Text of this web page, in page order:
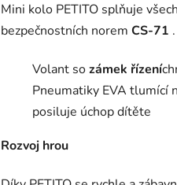
Mini kolo PETITO splňuje
bezpečnostních norem CS-71 .
Volant sozámek řízení
Pneumatiky EVA tlumící
posiluje úchop dítěte
Rozvoj hrou